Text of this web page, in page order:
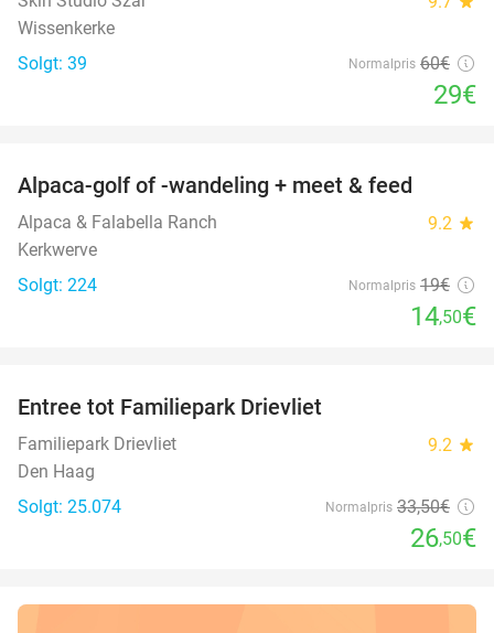
Wissenkerke
Solgt: 39
Normalpris 60€
29€
Alpaca-golf of -wandeling + meet & feed
Alpaca & Falabella Ranch 9.2 star
Kerkwerve
Solgt: 224
Normalpris 19€
14,50€
Entree tot Familiepark Drievliet
Familiepark Drievliet 9.2 star
Den Haag
Solgt: 25.074
Normalpris 33,50€
26,50€